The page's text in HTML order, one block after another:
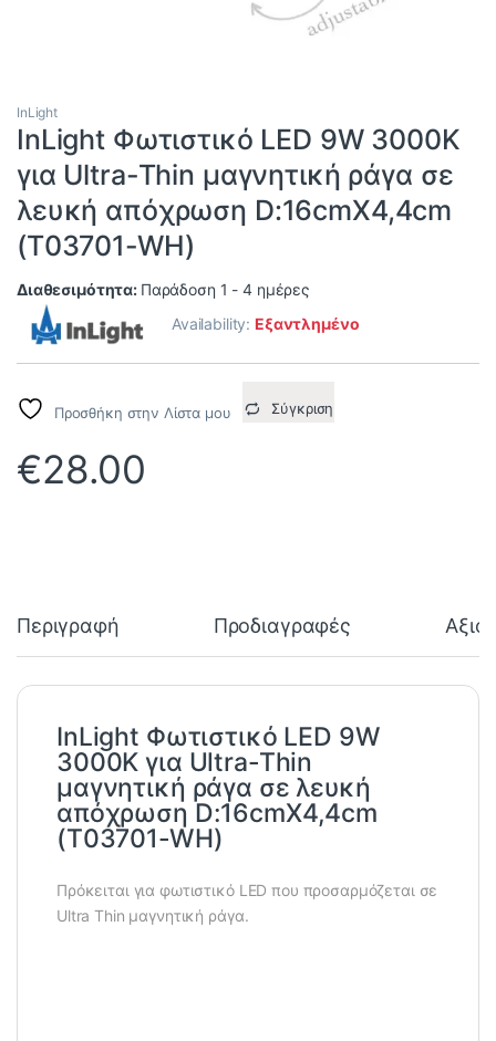
InLight
InLight Φωτιστικό LED 9W 3000K
για Ultra-Thin μαγνητική ράγα σε
λευκή απόχρωση D:16cmX4,4cm
(T03701-WH)
Διαθεσιμότητα: Παράδοση 1 - 4 ημέρες
Availability:Εξαντλημένο
Προσθήκη στην Λίστα μου Σύγκριση
€28.00
Περιγραφή Προδιαγραφές
InLight Φωτιστικό LED 9W
3000K για Ultra-Thin
μαγνητική ράγα σε λευκή
απόχρωση D:16cmX4,4cm
(T03701-WH)
Πρόκειται για φωτιστικό LED που προσαρμόζεται σε
Ultra Thin μαγνητική ράγα.